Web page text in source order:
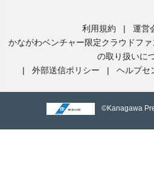
利用規約 | 運営
かながわベンチャー限定クラウドフ
の取り扱いに
|
外部送信ポリシー | ヘルプセ
©Kanagawa